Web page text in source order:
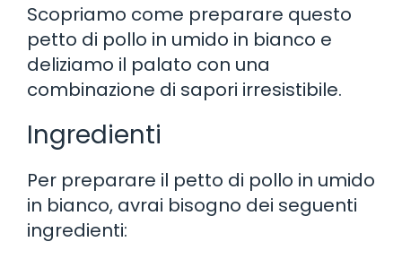
Scopriamo come preparare questo
petto di pollo in umido in bianco e
deliziamo il palato con una
combinazione di sapori irresistibile.
Ingredienti
Per preparare il petto di pollo in umido
in bianco, avrai bisogno dei seguenti
ingredienti: